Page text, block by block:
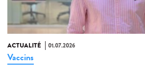
ACTUALITÉ 01.07.2026
Vaccins